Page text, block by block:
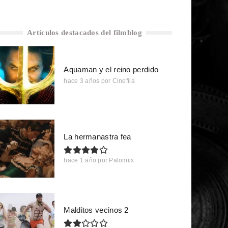
Artículos destacados del filmblog
Aquaman y el reino perdido
hace 3 años por Cinefila
La hermanastra fea
hace 1 año por Palomiix
Malditos vecinos 2